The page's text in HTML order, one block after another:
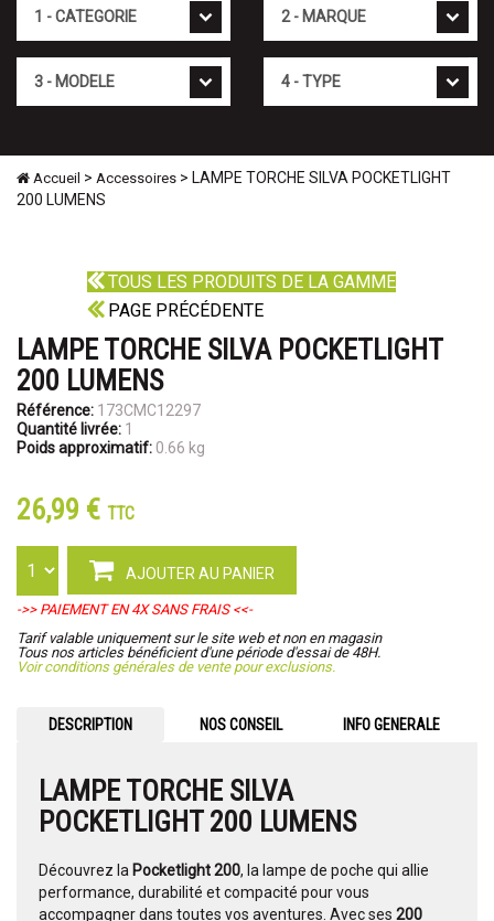
Accueil > Accessoires > LAMPE TORCHE SILVA POCKETLIGHT
200 LUMENS
TOUS LES PRODUITS DE LA GAMME
PAGE PRÉCÉDENTE
LAMPE TORCHE SILVA POCKETLIGHT
200 LUMENS
Référence: 173CMC12297
Quantité livrée: 1
Poids approximatif: 0.66 kg
26,99 € TTC
AJOUTER AU PANIER
->> PAIEMENT EN 4X SANS FRAIS <<-
Tarif valable uniquement sur le site web et non en magasin
Tous nos articles bénéficient d'une période d'essai de 48H.
Voir conditions générales de vente pour exclusions.
DESCRIPTION NOS CONSEIL INFO GENERALE
LAMPE TORCHE SILVA
POCKETLIGHT 200 LUMENS
Découvrez la Pocketlight 200, la lampe de poche qui allie
performance, durabilité et compacité pour vous
accompagner dans toutes vos aventures. Avec ses 200